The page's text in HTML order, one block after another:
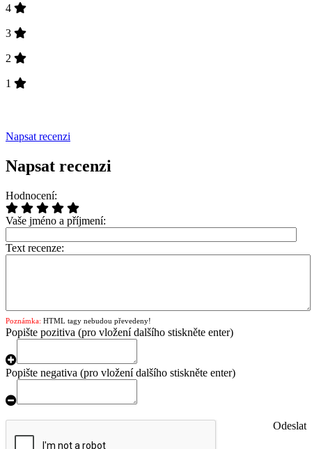
4
3
2
1
Napsat recenzi
Napsat recenzi
Hodnocení:
Vaše jméno a příjmení:
Text recenze:
Poznámka: HTML tagy nebudou převedeny!
Popište pozitiva (pro vložení dalšího stiskněte enter)
Popište negativa (pro vložení dalšího stiskněte enter)
Odeslat